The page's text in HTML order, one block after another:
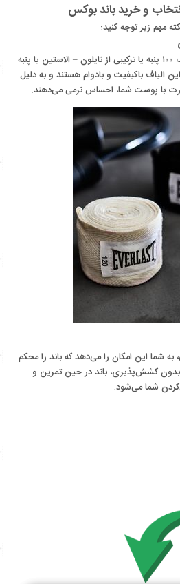
به طور معمول باند بوکس از الیاف ۱۰۰ پنبه یا ترکیبی از نایلون – الاستین یا پنبه
الیاف باکیفیت و بادوام هستند و به دلیل
با پوست شما، احساس نرمی می‌دهند.
شما این امکان را می‌دهد که باند را محکم
کشش‌پذیری، باند در حین تمرین و
شما می‌شود.